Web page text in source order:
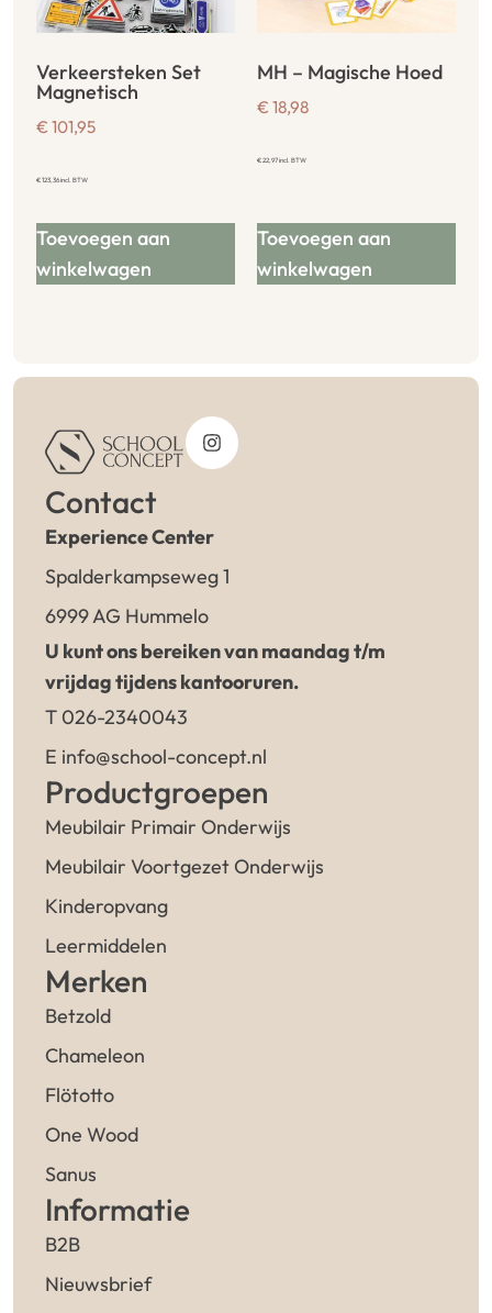
Verkeersteken Set
Magnetisch
€ 101,95
€123,36incl. BTW
Toevoegen aan
winkelwagen
MH – Magische Hoed
€ 18,98
€22,97incl. BTW
Toevoegen aan
winkelwagen
Contact
Experience Center
Spalderkampseweg 1
6999 AG Hummelo
U kunt ons bereiken van maandag t/m
vrijdag tijdens kantooruren.
T 026-2340043
E info@school-concept.nl
Productgroepen
Meubilair Primair Onderwijs
Meubilair Voortgezet Onderwijs
Kinderopvang
Leermiddelen
Merken
Betzold
Chameleon
Flötotto
One Wood
Sanus
Informatie
B2B
Nieuwsbrief